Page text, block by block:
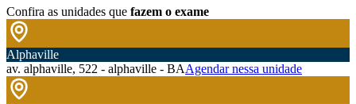
Confira as unidades que fazem o exame
Alphaville
av. alphaville, 522 - alphaville - BAAgendar nessa unidade